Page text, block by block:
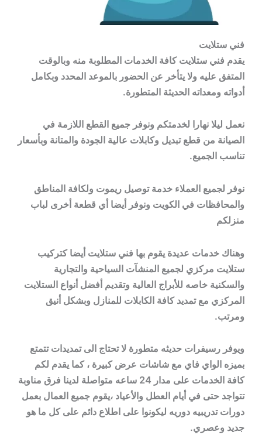
فني ستلايت
يقدم فني ستلايت كافة الخدمات المطلوبة منه وبالوقت
المتفق عليه ولا يتأخر عن الحضور بالموعد المحدد وبكامل
أدواته ومعداته الحديثة المتطورة.
نعمل ليلا نهارا لخدمتكم ونوفر جميع القطع اللازمة في
الصيانة من قطع تبديل وكابلات عالية الجودة والمتانة وبأسعار
تناسب الجميع.
نوفر لجميع العملاء خدمة توصيل ريموت ولكافة المناطق
والمحافظات في الكويت ونوفر أيضا أي قطعة أخرى لباب
منزلكم
وهناك خدمات عديدة يقوم بها فني ستلايت أيضا كتركيب
ستلايت مركزي لجميع المنشآت السياحية والتجارية
والسكنية خاصه للأبراج العالية وتقديم أفضل أنواع الستلايت
المركزي مع تمديد كافة الكابلات للمنازل وبشكل أنيق
ومرتب.
ويوفر رسيفرات حديثه متطورة لا تحتاج الى تمديدات تتمتع
بميزه الواي فاي مع شاشات عرض كبيرة ، كما يقدم لكم
كافة الخدمات على مدار 24 ساعه متواصلة لدينا فرق مناوبة
تتواجد حتى في أيام العطل والأعياد ،يقوم جميع العمال بعمل
دورات تدريبيه دوريه ليكونوا على اطلاع دائم على كل ما هو
جديد وعصري.